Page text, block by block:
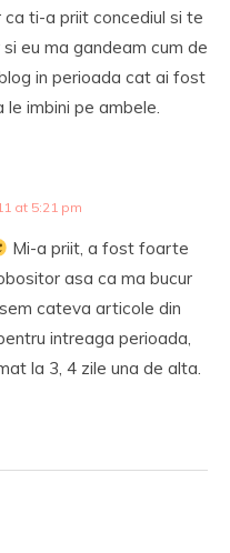
ca ti-a priit concediul si te
eu ma gandeam cum de
in perioada cat ai fost
imbini pe ambele.
at 5:21 pm
Mi-a priit, a fost foarte
asa ca ma bucur
cateva articole din
intreaga perioada,
la 3, 4 zile una de alta.